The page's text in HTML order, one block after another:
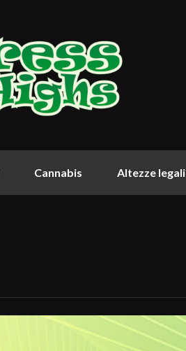
Cannabis Altezze legali